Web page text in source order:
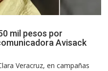
mil pesos por
Avisack
Veracruz, en campañas